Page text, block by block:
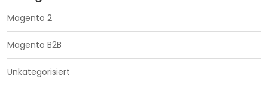
Magento 2
Magento B2B
Unkategorisiert